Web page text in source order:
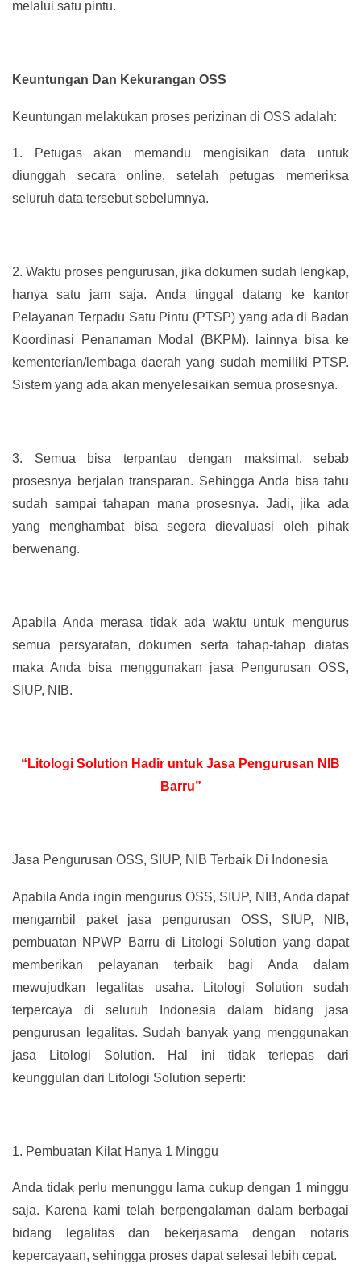
melalui satu pintu.
Keuntungan Dan Kekurangan OSS
Keuntungan melakukan proses perizinan di OSS adalah:
1.
Petugas akan memandu mengisikan data untuk
diunggah secara online, setelah petugas memeriksa
seluruh data tersebut sebelumnya.
2. Waktu proses pengurusan, jika dokumen sudah lengkap,
hanya satu jam saja. Anda tinggal datang ke kantor
Pelayanan Terpadu Satu Pintu (PTSP) yang ada di Badan
Koordinasi Penanaman Modal (BKPM). lainnya bisa ke
kementerian/lembaga daerah yang sudah memiliki PTSP.
Sistem yang ada akan menyelesaikan semua prosesnya.
3.
Semua bisa terpantau dengan maksimal. sebab
prosesnya berjalan transparan. Sehingga Anda bisa tahu
sudah sampai tahapan mana prosesnya. Jadi, jika ada
yang menghambat bisa segera dievaluasi oleh pihak
berwenang.
Apabila Anda merasa tidak ada waktu untuk mengurus
semua persyaratan, dokumen serta tahap-tahap diatas
maka Anda bisa menggunakan jasa Pengurusan OSS,
SIUP, NIB.
“Litologi Solution Hadir untuk Jasa Pengurusan NIB
Barru”
Jasa Pengurusan OSS, SIUP, NIB Terbaik Di Indonesia
Apabila Anda ingin mengurus OSS, SIUP, NIB, Anda dapat
mengambil paket jasa pengurusan OSS, SIUP, NIB,
pembuatan NPWP Barru di Litologi Solution yang dapat
memberikan pelayanan terbaik bagi Anda dalam
mewujudkan legalitas usaha. Litologi Solution sudah
terpercaya di seluruh Indonesia dalam bidang jasa
pengurusan legalitas. Sudah banyak yang menggunakan
jasa Litologi Solution. Hal ini tidak terlepas dari
keunggulan dari Litologi Solution seperti:
1. Pembuatan Kilat Hanya 1 Minggu
Anda tidak perlu menunggu lama cukup dengan 1 minggu
saja. Karena kami telah berpengalaman dalam berbagai
bidang legalitas dan bekerjasama dengan notaris
kepercayaan, sehingga proses dapat selesai lebih cepat.